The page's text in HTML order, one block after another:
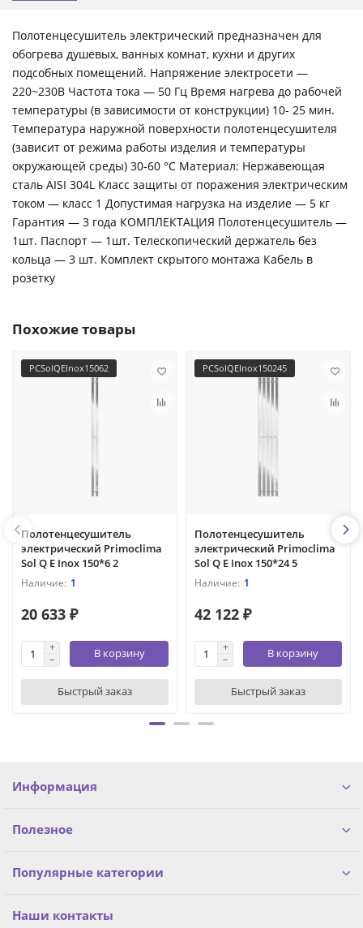
Полотенцесушитель электрический предназначен для
обогрева душевых, ванных комнат, кухни и других
подсобных помещений. Напряжение электросети —
220~230В Частота тока — 50 Гц Время нагрева до рабочей
температуры (в зависимости от конструкции) 10- 25 мин.
Температура наружной поверхности полотенцесушителя
(зависит от режима работы изделия и температуры
окружающей среды) 30-60 °С Материал: Нержавеющая
сталь AISI 304L Класс защиты от поражения электрическим
током — класс 1 Допустимая нагрузка на изделие — 5 кг
Гарантия — 3 года КОМПЛЕКТАЦИЯ Полотенцесушитель —
1шт. Паспорт — 1шт. Телескопический держатель без
кольца — 3 шт. Комплект скрытого монтажа Кабель в
розетку
Похожие товары
PCSolQEInox15062
Полотенцесушитель
электрический Primoclima
Sol Q E Inox 150*6 2
1
20 633 ₽
В корзину
Быстрый заказ
PCSolQEInox150245
Полотенцесушитель
электрический Primoclima
Sol Q E Inox 150*24 5
1
42 122 ₽
В корзину
Быстрый заказ
Информация
Полезное
Популярные категории
Наши контакты